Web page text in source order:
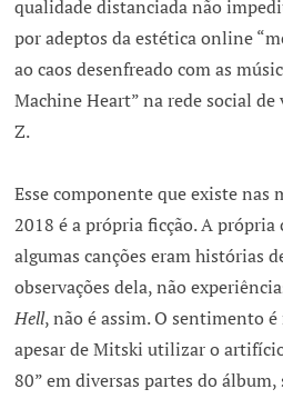
qualidade distanciada não
por adeptos da estética online
ao caos desenfreado com as
Machine Heart” na rede social
Z.
Esse componente que existe nas
2018 é a própria ficção. A própria
algumas canções eram histórias
observações dela, não
Hell, não é assim. O sentimento
apesar de Mitski utilizar o
80” em diversas partes do